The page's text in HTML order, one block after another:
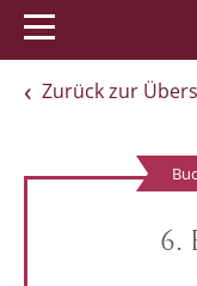
Zurück zur
6.